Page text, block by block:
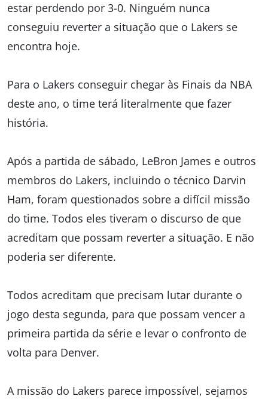
estar perdendo por 3-0. Ninguém nunca
conseguiu reverter a situação que o Lakers se
encontra hoje.
Para o Lakers conseguir chegar às Finais da NBA
deste ano, o time terá literalmente que fazer
história.
Após a partida de sábado, LeBron James e outros
membros do Lakers, incluindo o técnico Darvin
Ham, foram questionados sobre a difícil missão
do time. Todos eles tiveram o discurso de que
acreditam que possam reverter a situação. E não
poderia ser diferente.
Todos acreditam que precisam lutar durante o
jogo desta segunda, para que possam vencer a
primeira partida da série e levar o confronto de
volta para Denver.
A missão do Lakers parece impossível, sejamos